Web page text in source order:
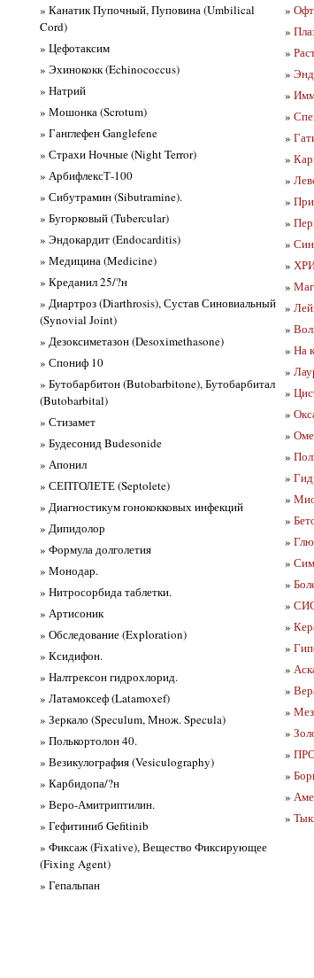
» Канатик Пупочный, Пуповина (Umbilical
Cord)
» Цефотаксим
» Эхинококк (Echinococcus)
» Натрий
» Мошонка (Scrotum)
» Ганглефен Ganglefene
» Страхи Ночные (Night Terror)
» АрбифлексТ-100
» Сибутрамин (Sibutramine).
» Бугорковый (Tubercular)
» Эндокардит (Endocarditis)
» Медицина (Medicine)
» Креданил 25/?н
» Диартроз (Diarthrosis), Сустав Синовиальный
(Synovial Joint)
» Дезоксиметазон (Desoximethasone)
» Спониф 10
» Бутобарбитон (Butobarbitone), Бутобарбитал
(Butobarbital)
» Стизамет
» Будесонид Budesonide
» Апонил
» СЕПТОЛЕТЕ (Septolete)
» Диагностикум гонококковых инфекций
» Дипидолор
» Формула долголетия
» Монодар.
» Нитросорбида таблетки.
» Артисоник
» Обследование (Exploration)
» Ксидифон.
» Налтрексон гидрохлорид.
» Латамоксеф (Latamoxef)
» Зеркало (Speculum, Множ. Specula)
» Полькортолон 40.
» Везикулография (Vesiculography)
» Карбидопа/?н
» Веро-Амитриптилин.
» Гефитиниб Gefitinib
» Фиксаж (Fixative), Вещество Фиксирующее
(Fixing Agent)
» Гепальпан
»
»
»
»
»
»
»
»
»
»
»
»
»
»
»
»
» На
»
»
»
»
»
»
»
»
»
»
»
»
»
»
»
»
»
»
»
»
»
»